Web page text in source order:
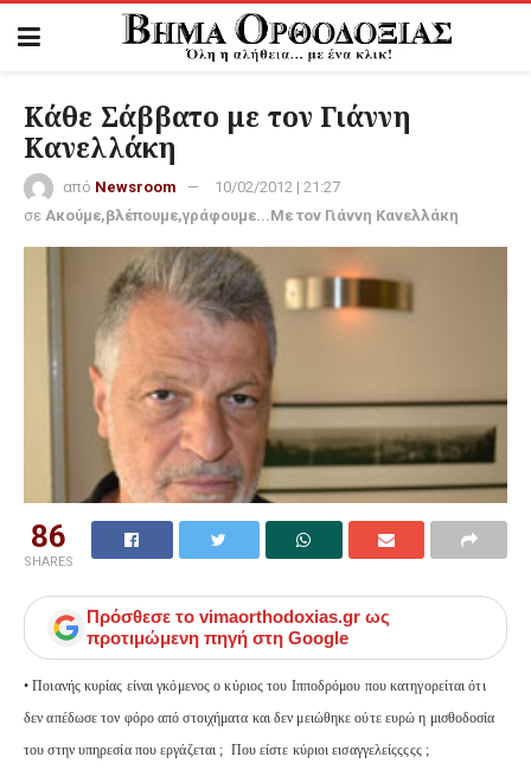
Kάθε Σάββατο με τον Γιάννη
Κανελλάκη
από Newsroom
10/02/2012 | 21:27
σε Ακούμε,βλέπουμε,γράφουμε...Με τον Γιάννη Κανελλάκη
86
SHARES
Πρόσθεσε το vimaorthodoxias.gr ως
προτιμώμενη πηγή στη Google
• Ποιανής κυρίας είναι γκόμενος ο κύριος του Ιπποδρόμου που κατηγορείται ότι
δεν απέδωσε τον φόρο από στοιχήματα και δεν μειώθηκε ούτε ευρώ η μισθοδοσία
του στην υπηρεσία που εργάζεται ; Που είστε κύριοι εισαγγελείςςςςς ;